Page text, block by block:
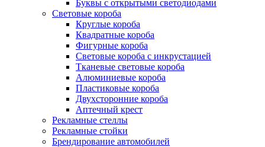
Буквы с открытыми светодиодами
Световые короба
Круглые короба
Квадратные короба
Фигурные короба
Световые короба с инкрустацией
Тканевые световые короба
Алюминиевые короба
Пластиковые короба
Двухсторонние короба
Аптечный крест
Рекламные стеллы
Рекламные стойки
Брендирование автомобилей